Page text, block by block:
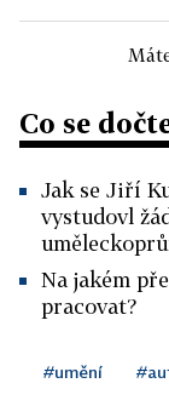
Co se
Jak se Jiří
vystudovl
Na jakém
pracovat?
#umění